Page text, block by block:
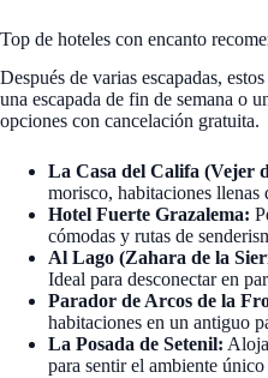
Top de hoteles con encanto
Después de varias escapadas,
una escapada de fin de semana o
opciones con cancelación gratuita.
La Casa del Califa (Vejer
morisco, habitaciones llenas
Hotel Fuerte Grazalema:
cómodas y rutas de
Al Lago (Zahara de la
Ideal para desconectar en
Parador de Arcos de la
habitaciones en un antiguo
La Posada de Setenil:
para sentir el ambiente